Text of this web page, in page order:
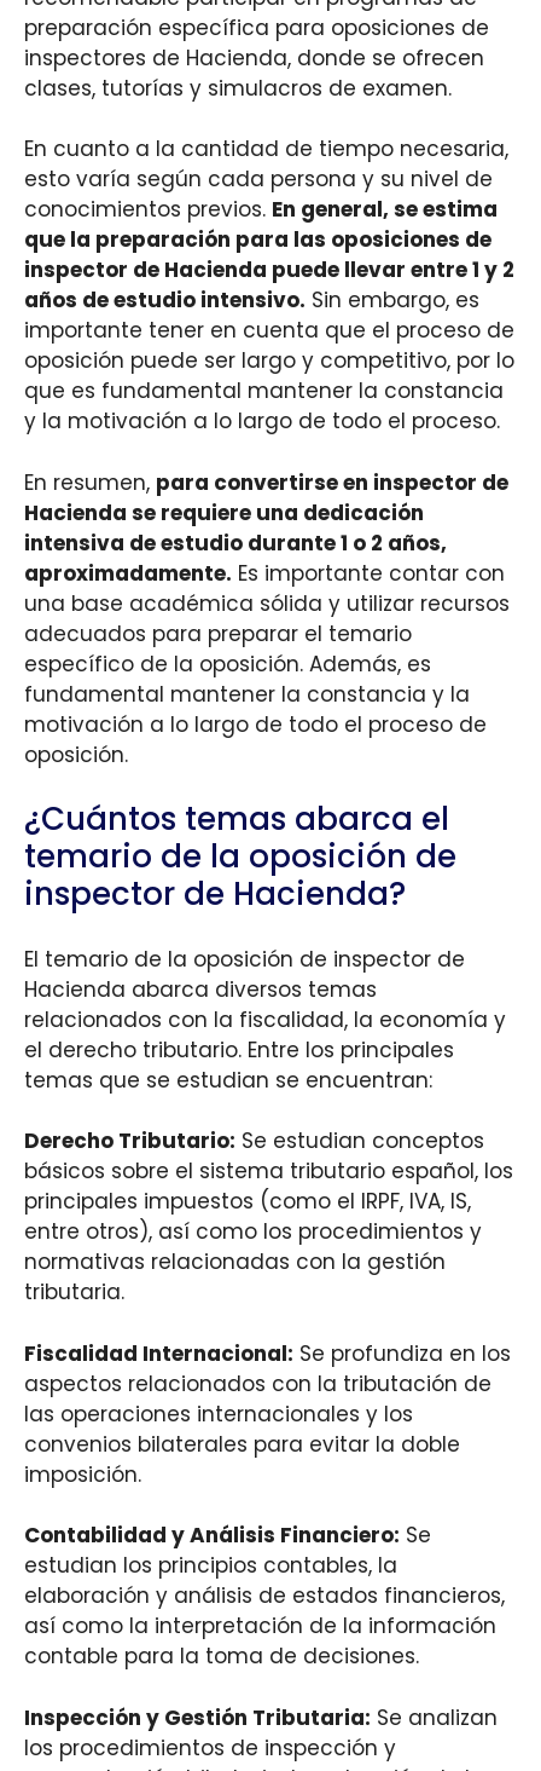
preparación específica para oposiciones de
inspectores de Hacienda, donde se ofrecen
clases, tutorías y simulacros de examen.
En cuanto a la cantidad de tiempo necesaria,
esto varía según cada persona y su nivel de
conocimientos previos. En general, se estima
que la preparación para las oposiciones de
inspector de Hacienda puede llevar entre 1 y 2
años de estudio intensivo. Sin embargo, es
importante tener en cuenta que el proceso de
oposición puede ser largo y competitivo, por lo
que es fundamental mantener la constancia
y la motivación a lo largo de todo el proceso.
En resumen, para convertirse en inspector de
Hacienda se requiere una dedicación
intensiva de estudio durante 1 o 2 años,
aproximadamente. Es importante contar con
una base académica sólida y utilizar recursos
adecuados para preparar el temario
específico de la oposición. Además, es
fundamental mantener la constancia y la
motivación a lo largo de todo el proceso de
oposición.
¿Cuántos temas abarca el
temario de la oposición de
inspector de Hacienda?
El temario de la oposición de inspector de
Hacienda abarca diversos temas
relacionados con la fiscalidad, la economía y
el derecho tributario. Entre los principales
temas que se estudian se encuentran:
Derecho Tributario: Se estudian conceptos
básicos sobre el sistema tributario español, los
principales impuestos (como el IRPF, IVA, IS,
entre otros), así como los procedimientos y
normativas relacionadas con la gestión
tributaria.
Fiscalidad Internacional: Se profundiza en los
aspectos relacionados con la tributación de
las operaciones internacionales y los
convenios bilaterales para evitar la doble
imposición.
Contabilidad y Análisis Financiero: Se
estudian los principios contables, la
elaboración y análisis de estados financieros,
así como la interpretación de la información
contable para la toma de decisiones.
Inspección y Gestión Tributaria: Se analizan
los procedimientos de inspección y